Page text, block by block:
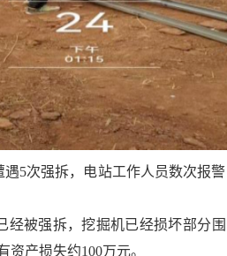
5次强拆，电站工作人员数次报警
经被强拆，挖掘机已经损坏部分围
产损失约100万元。